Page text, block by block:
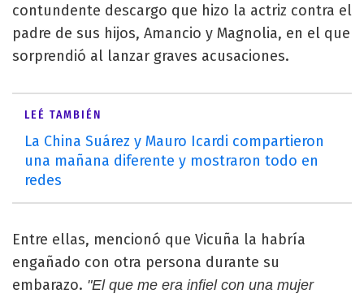
contundente descargo que hizo la actriz contra el
padre de sus hijos, Amancio y Magnolia, en el que
sorprendió al lanzar graves acusaciones.
LEÉ TAMBIÉN
La China Suárez y Mauro Icardi compartieron
una mañana diferente y mostraron todo en
redes
Entre ellas, mencionó que Vicuña la habría
engañado con otra persona durante su
embarazo. "El que me era infiel con una mujer